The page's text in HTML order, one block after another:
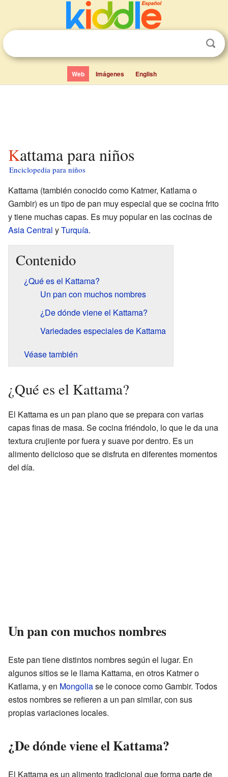
Web Imágenes English
Kattama para niños
Enciclopedia para niños
Kattama (también conocido como Katmer, Katlama o
Gambir) es un tipo de pan muy especial que se cocina frito
y tiene muchas capas. Es muy popular en las cocinas de
Asia Central yTurquía.
Contenido
¿Qué es el Kattama?
Un pan con muchos nombres
¿De dónde viene el Kattama?
Variedades especiales de Kattama
Véase también
¿Qué es el Kattama?
El Kattama es un pan plano que se prepara con varias
capas finas de masa. Se cocina friéndolo, lo que le da una
textura crujiente por fuera y suave por dentro. Es un
alimento delicioso que se disfruta en diferentes momentos
del día.
Un pan con muchos nombres
Este pan tiene distintos nombres según el lugar. En
algunos sitios se le llama Kattama, en otros Katmer o
Katlama, y en Mongoliase le conoce como Gambir. Todos
estos nombres se refieren a un pan similar, con sus
propias variaciones locales.
¿De dónde viene el Kattama?
El Kattama es un alimento tradicional que forma parte de